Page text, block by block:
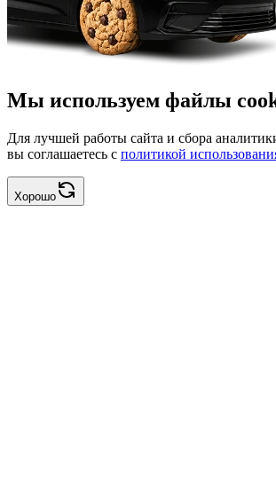
Мы используем файлы
Для лучшей работы сайта и сбора
вы соглашаетесь с политикой
Хорошо